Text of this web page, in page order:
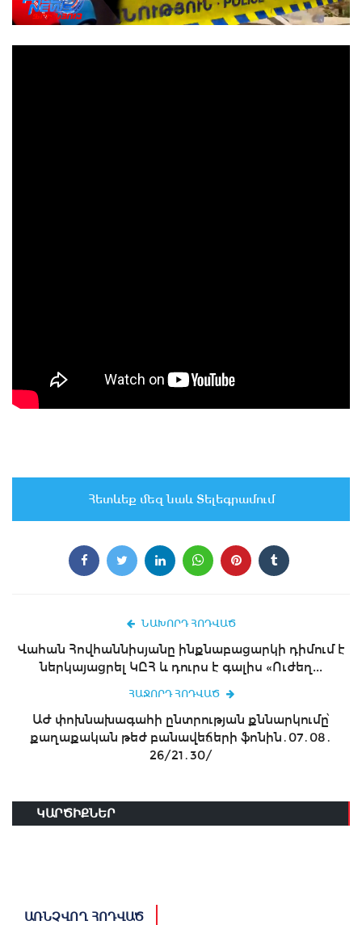
Հետևեք մեզ նաև Տելեգրամում
ՆԱԽՈՐԴ ՀՈԴՎԱԾ
Վահան Հովհաննիսյանը ինքնաբացարկի դիմում է
ներկայացրել ԿԸՀ և դուրս է գալիս «Ուժեղ...
ՀԱՋՈՐԴ ՀՈԴՎԱԾ
ԱԺ փոխնախագահի ընտրության քննարկումը՝
քաղաքական թեժ բանավեճերի ֆոնին․07․08․
26/21․30/
ԿԱՐԾԻՔՆԵՐ
ԱՌՆՉՎՈՂ ՀՈԴՎԱԾ